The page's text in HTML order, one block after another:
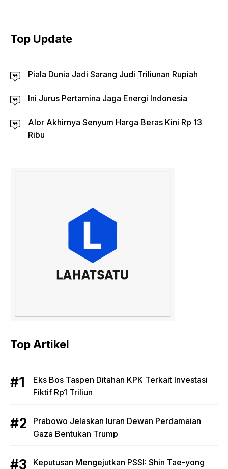
Top Update
Piala Dunia Jadi Sarang Judi Triliunan Rupiah
Ini Jurus Pertamina Jaga Energi Indonesia
Alor Akhirnya Senyum Harga Beras Kini Rp 13
Ribu
Top Artikel
Eks Bos Taspen Ditahan KPK Terkait Investasi
Fiktif Rp1 Triliun
Prabowo Jelaskan Iuran Dewan Perdamaian
Gaza Bentukan Trump
Keputusan Mengejutkan PSSI: Shin Tae-yong